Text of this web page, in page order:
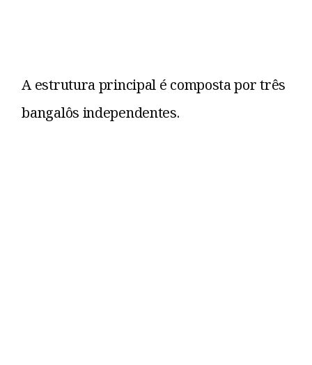
A estrutura principal é composta por três
bangalôs independentes.